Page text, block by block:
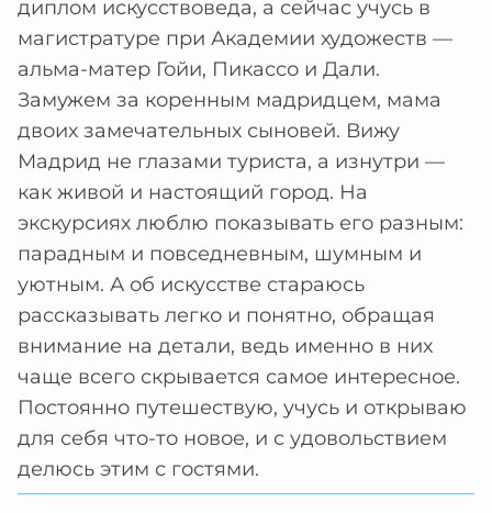
диплом искусствоведа, а сейчас учусь в
магистратуре при Академии художеств —
альма-матер Гойи, Пикассо и Дали.
Замужем за коренным мадридцем, мама
двоих замечательных сыновей. Вижу
Мадрид не глазами туриста, а изнутри —
как живой и настоящий город. На
экскурсиях люблю показывать его разным:
парадным и повседневным, шумным и
уютным. А об искусстве стараюсь
рассказывать легко и понятно, обращая
внимание на детали, ведь именно в них
чаще всего скрывается самое интересное.
Постоянно путешествую, учусь и открываю
для себя что-то новое, и с удовольствием
делюсь этим с гостями.